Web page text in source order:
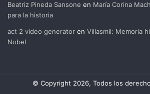
Beatriz Pineda Sansone en María Corina
para la historia
act 2 video generator en Villasmil: Memoria
Nobel
© Copyright 2026, Todos los